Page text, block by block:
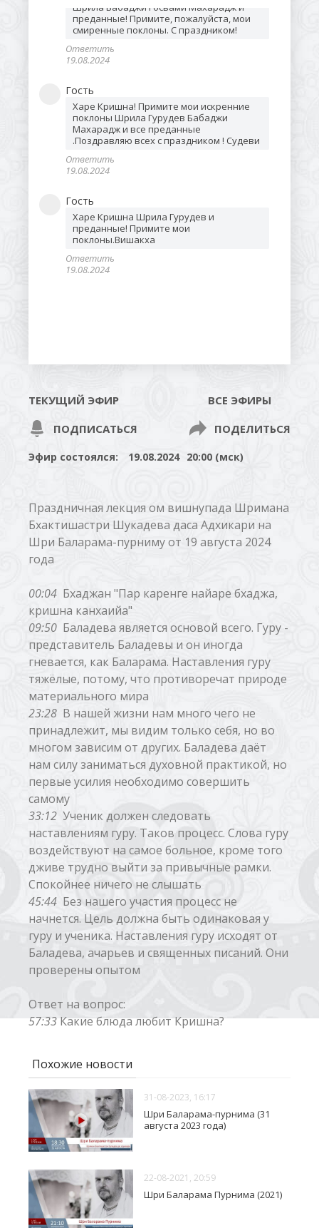
Шрила Бабаджи Госвами Махарадж и
преданные! Примите, пожалуйста, мои
смиренные поклоны. С праздником!
Ответить
19.08.2024
Гость
Харе Кришна! Примите мои искренние
поклоны Шрила Гурудев Бабаджи
Махарадж и все преданные
.Поздравляю всех с праздником ! Судеви
Ответить
19.08.2024
Гость
Харе Кришна Шрила Гурудев и
преданные! Примите мои
поклоны.Вишакха
Ответить
19.08.2024
ТЕКУЩИЙ ЭФИР
ВСЕ ЭФИРЫ
ПОДПИСАТЬСЯ
ПОДЕЛИТЬСЯ
Эфир состоялся: 19.08.2024 20:00 (мск)
Праздничная лекция ом вишнупада Шримана
Бхактишастри Шукадева даса Адхикари на
Шри Баларама-пурниму от 19 августа 2024
года
00:04 Бхаджан "Пар каренге найаре бхаджа,
кришна канхаийа"
09:50 Баладева является основой всего. Гуру -
представитель Баладевы и он иногда
гневается, как Баларама. Наставления гуру
тяжёлые, потому, что противоречат природе
материального мира
23:28 В нашей жизни нам много чего не
принадлежит, мы видим только себя, но во
многом зависим от других. Баладева даёт
нам силу заниматься духовной практикой, но
первые усилия необходимо совершить
самому
33:12 Ученик должен следовать
наставлениям гуру. Таков процесс. Слова гуру
воздействуют на самое больное, кроме того
дживе трудно выйти за привычные рамки.
Спокойнее ничего не слышать
45:44 Без нашего участия процесс не
начнется. Цель должна быть одинаковая у
гуру и ученика. Наставления гуру исходят от
Баладева, ачарьев и священных писаний. Они
проверены опытом
Ответ на вопрос:
57:33Какие блюда любит Кришна?
Похожие новости
31-08-2023, 16:17
Шри Баларама-пурнима (31
августа 2023 года)
22-08-2021, 20:59
Шри Баларама Пурнима (2021)